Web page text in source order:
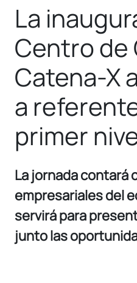
La
Centro de
Catena-X
a
primer
La jornada
empresariales del
servirá para
junto las